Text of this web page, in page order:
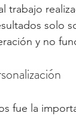
trabajo
solo
y no
fue la